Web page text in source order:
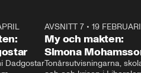
Dadgostar
AVSNITT 7• 19 FEBRUARI
My och makten:
Simona
Tonårsutvisningarna,